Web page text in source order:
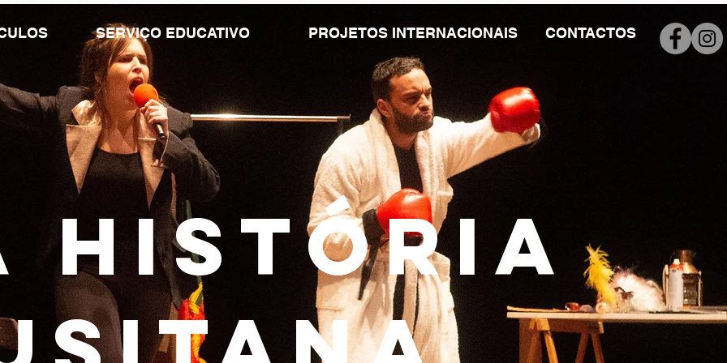
SERVIÇO EDUCATIVO PROJETOS INTERNACIONAIS CONTACTOS
história